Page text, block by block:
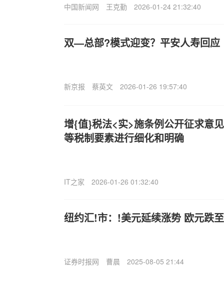
中国新闻网 王克勤 2026-01-24 21:32:40
双—总部?模式迎变？平安人寿回应
新京报 蔡英文 2026-01-26 19:57:40
增{值}税法<实>施条例公开征求意
等税制要素进行细化和明确
IT之家 2026-01-26 01:32:40
纽约汇!市：!美元延续涨势 欧元跌
证券时报网 曹晨 2025-08-05 21:44